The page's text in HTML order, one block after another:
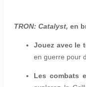
TRON: Catalyst, en
Jouez avec le
en guerre pour
Les combats